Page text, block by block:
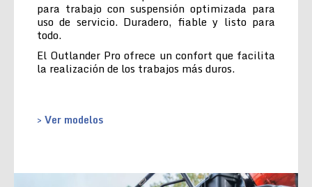
para trabajo con suspensión optimizada para
uso de servicio. Duradero, fiable y listo para
todo.
El Outlander Pro ofrece un confort que facilita
la realización de los trabajos más duros.
> Ver modelos